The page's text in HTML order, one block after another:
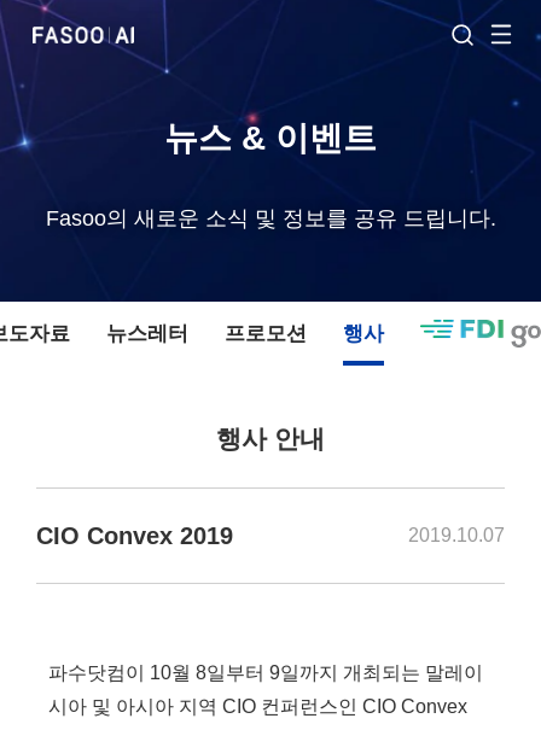
뉴스 & 이벤트
Fasoo의 새로운 소식 및 정보를 공유 드립니다.
도자료 뉴스레터 프로모션 행사
행사 안내
CIO Convex 2019 2019.10.07
파수닷컴이 10월 8일부터 9일까지 개최되는 말레이
시아 및 아시아 지역 CIO 컨퍼런스인 CIO Convex